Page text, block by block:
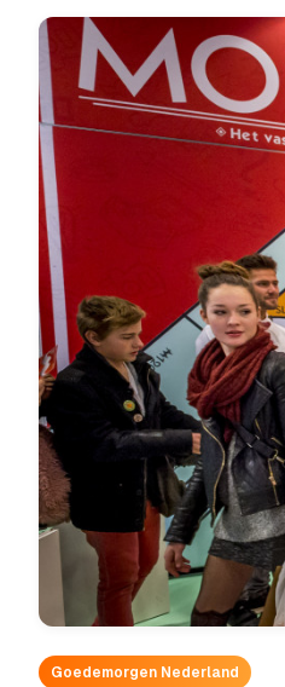
Goedemorgen Nederland